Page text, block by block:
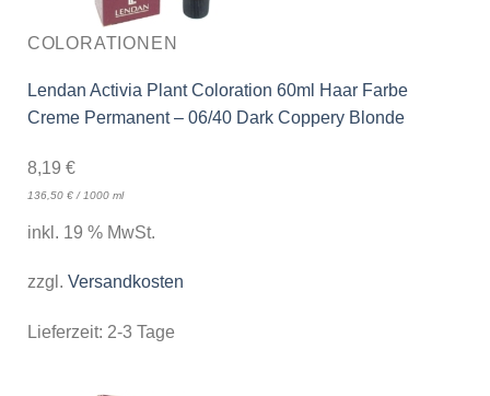
COLORATIONEN
Lendan Activia Plant Coloration 60ml Haar Farbe
Creme Permanent – 06/40 Dark Coppery Blonde
8,19 €
136,50 €/ 1000 ml
inkl. 19 % MwSt.
zzgl. Versandkosten
Lieferzeit: 2-3 Tage